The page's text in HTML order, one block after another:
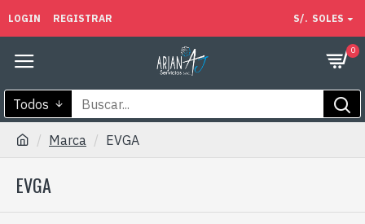
LOGIN REGISTRAR S/. SOLES
0
Todos
Marca EVGA
EVGA